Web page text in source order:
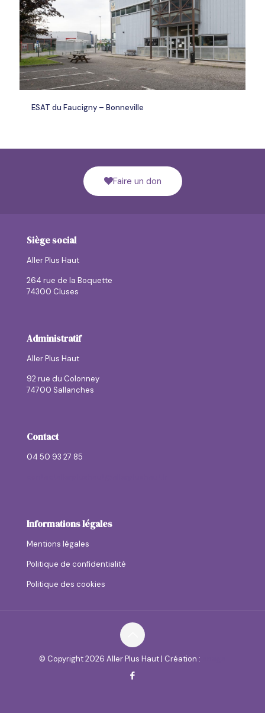
ESAT du Faucigny – Bonneville
Faire un don
Siège social
Aller Plus Haut
264 rue de la Boquette
74300 Cluses
Administratif
Aller Plus Haut
92 rue du Colonney
74700 Sallanches
Contact
04 50 93 27 85
Informations légales
Mentions légales
Politique de confidentialité
Politique des cookies
© Copyright2026 Aller Plus Haut | Création :